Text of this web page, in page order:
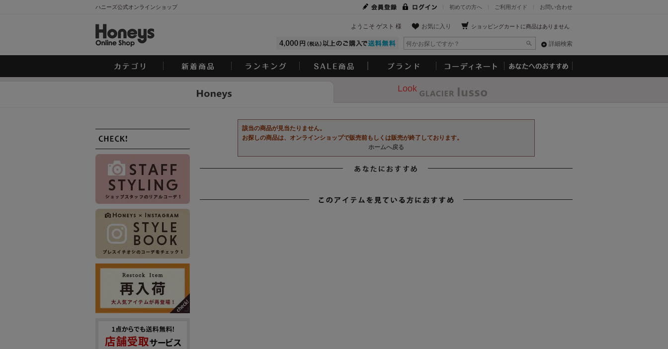
ハニーズ公式オンラインショップ お問い合わせ
ご利用ガイド
初めての方へ
ショッピングカートに商品はありません
お気に入り
ようこそ ゲスト 様
詳細検索
Look
該当の商品が見当たりません。
お探しの商品は、オンラインショップで販売前もしくは販売が終了しております。
ホームへ戻る